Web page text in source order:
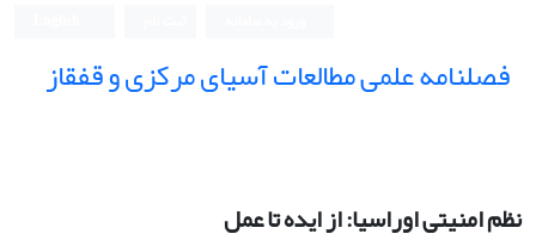
فصلنامه علمی مطالعات آسیای مرکزی و قفقاز
نظم امنیتی اوراسیا: از ایده تا عمل